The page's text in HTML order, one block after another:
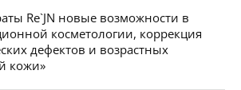
Re`JN новые возможности в
косметологии, коррекция
дефектов и возрастных
кожи»